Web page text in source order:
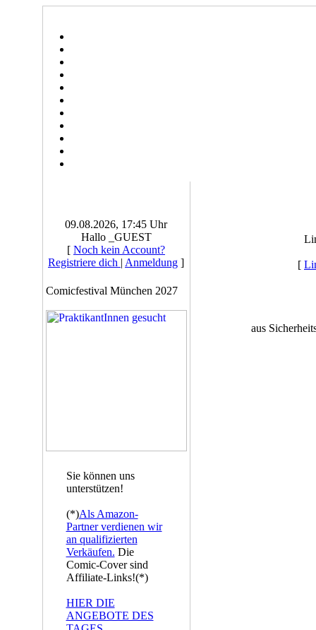
09.08.2026, 17:45 Uhr
Hallo _GUEST
[ Noch kein Account?
Registriere dich | Anmeldung ]
Comicfestival München 2027
Sie können uns
unterstützen!
(*)Als Amazon-
Partner verdienen wir
an qualifizierten
Verkäufen. Die
Comic-Cover sind
Affiliate-Links!(*)
HIER DIE
ANGEBOTE DES
[
aus